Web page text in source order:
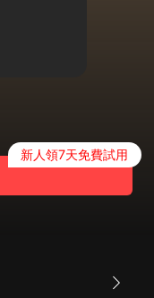
新人領7天免費試用